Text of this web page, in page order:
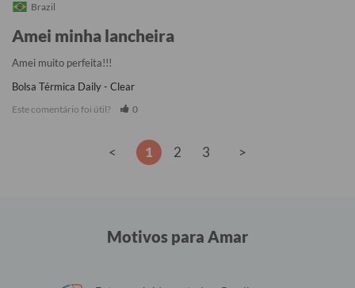
Brazil
Amei minha lancheira
Amei muito perfeita!!!
Bolsa Térmica Daily - Clear
Este comentário foi útil? 0
< 1 2 3 >
Motivos para Amar